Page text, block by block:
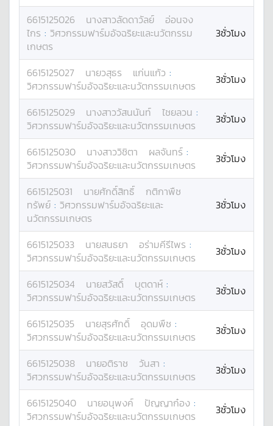
6615125026
นางสาวลัดดาวัลย์
อ่อนจง
ไกร : วิศวกรรมฟาร์มอัจฉริยะและนวัตกรรม
เกษตร
3ชั่วโมง
6615125027 นายวสุธร แก่นแก้ว :
วิศวกรรมฟาร์มอัจฉริยะและนวัตกรรมเกษตร
3ชั่วโมง
6615125029 นางสาววัสนนันท์ ไชยลวน :
วิศวกรรมฟาร์มอัจฉริยะและนวัตกรรมเกษตร
3ชั่วโมง
6615125030 นางสาววิชิตา ผลจันทร์ :
วิศวกรรมฟาร์มอัจฉริยะและนวัตกรรมเกษตร
3ชั่วโมง
6615125031 นายศักดิ์สิทธิ์
กติกาพืช
ทรัพย์ : วิศวกรรมฟาร์มอัจฉริยะและ
นวัตกรรมเกษตร
3ชั่วโมง
6615125033 นายสนธยา อร่ามคีรีไพร :
วิศวกรรมฟาร์มอัจฉริยะและนวัตกรรมเกษตร
3ชั่วโมง
6615125034 นายสวัสดิ์ บุตดาห์ :
วิศวกรรมฟาร์มอัจฉริยะและนวัตกรรมเกษตร
3ชั่วโมง
6615125035 นายสุรศักดิ์ อุดมพืช :
วิศวกรรมฟาร์มอัจฉริยะและนวัตกรรมเกษตร
3ชั่วโมง
6615125038 นายอติราช วันสา :
วิศวกรรมฟาร์มอัจฉริยะและนวัตกรรมเกษตร
3ชั่วโมง
6615125040 นายอนุพงค์ ปัญญาก๋อง :
วิศวกรรมฟาร์มอัจฉริยะและนวัตกรรมเกษตร
3ชั่วโมง